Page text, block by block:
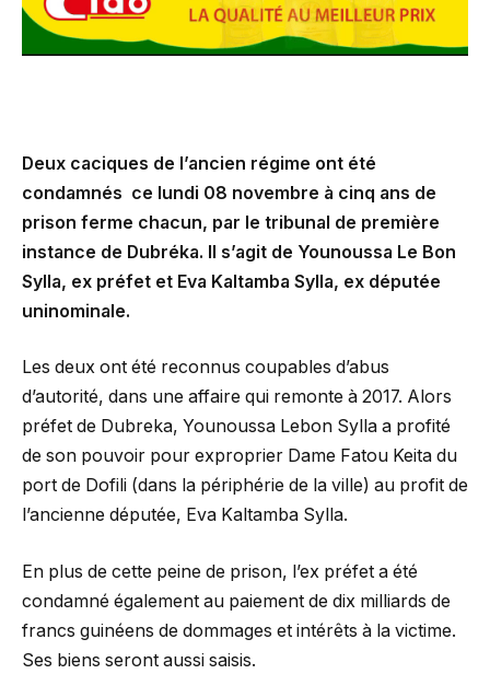
Deux caciques de l’ancien régime ont été
condamnés ce lundi 08 novembre à cinq ans de
prison ferme chacun, par le tribunal de première
instance de Dubréka. Il s’agit de Younoussa Le Bon
Sylla, ex préfet et Eva Kaltamba Sylla, ex députée
uninominale.
Les deux ont été reconnus coupables d’abus
d’autorité, dans une affaire qui remonte à 2017. Alors
préfet de Dubreka, Younoussa Lebon Sylla a profité
de son pouvoir pour exproprier Dame Fatou Keita du
port de Dofili (dans la périphérie de la ville) au profit de
l’ancienne députée, Eva Kaltamba Sylla.
En plus de cette peine de prison, l’ex préfet a été
condamné également au paiement de dix milliards de
francs guinéens de dommages et intérêts à la victime.
Ses biens seront aussi saisis.